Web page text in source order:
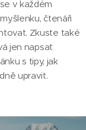
v každém
čtenáři
Zkuste také
jen napsat
s tipy, jak
upravit.